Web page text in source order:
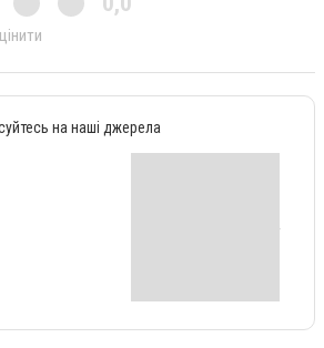
на наші джерела